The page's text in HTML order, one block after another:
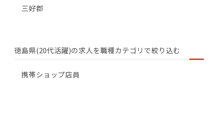
三好郡
徳島県(20代活躍)の求人を職種カテゴリで絞り込む
携帯ショップ店員